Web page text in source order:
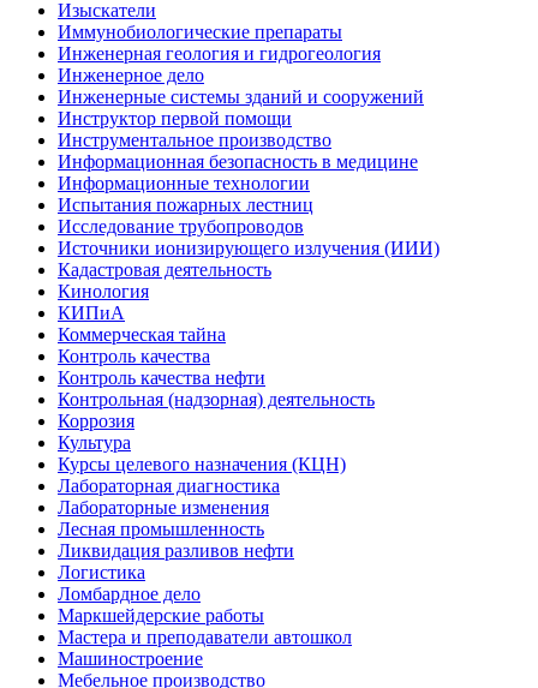
Изыскатели
Иммунобиологические препараты
Инженерная геология и гидрогеология
Инженерное дело
Инженерные системы зданий и сооружений
Инструктор первой помощи
Инструментальное производство
Информационная безопасность в медицине
Информационные технологии
Испытания пожарных лестниц
Исследование трубопроводов
Источники ионизирующего излучения (ИИИ)
Кадастровая деятельность
Кинология
КИПиА
Коммерческая тайна
Контроль качества
Контроль качества нефти
Контрольная (надзорная) деятельность
Коррозия
Культура
Курсы целевого назначения (КЦН)
Лабораторная диагностика
Лабораторные изменения
Лесная промышленность
Ликвидация разливов нефти
Логистика
Ломбардное дело
Маркшейдерские работы
Мастера и преподаватели автошкол
Машиностроение
Мебельное производство